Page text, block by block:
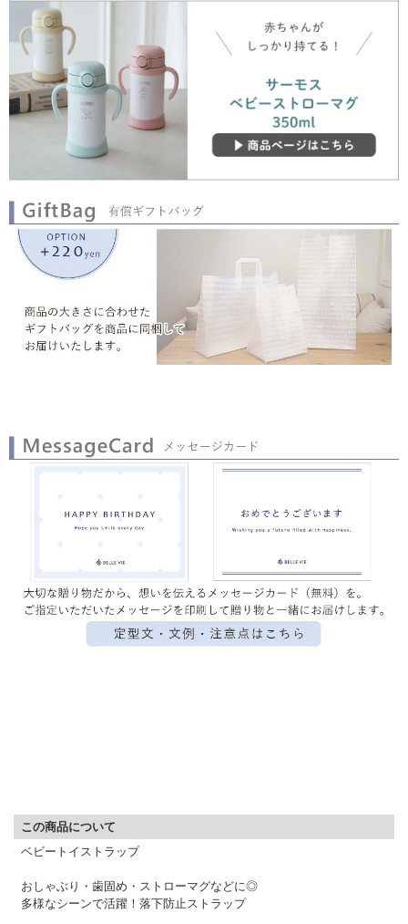
この商品について
ベビートイストラップ
おしゃぶり・歯固め・ストローマグなどに◎
多様なシーンで活躍！落下防止ストラップ